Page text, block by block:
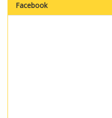
Facebook